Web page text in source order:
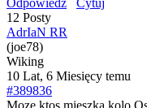
12 Posty
AdrIaN RR
(joe78)
Wiking
10 Lat, 6 Miesięcy temu
#389836
Moze ktos mieszka kolo